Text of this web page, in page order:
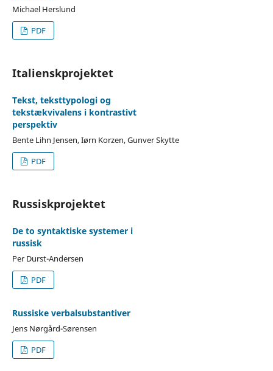
Michael Herslund
PDF
Italienskprojektet
Tekst, teksttypologi og
tekstækvivalens i kontrastivt
perspektiv
Bente Lihn Jensen, Iørn Korzen, Gunver Skytte
PDF
Russiskprojektet
De to syntaktiske systemer i
russisk
Per Durst-Andersen
PDF
Russiske verbalsubstantiver
Jens Nørgård-Sørensen
PDF